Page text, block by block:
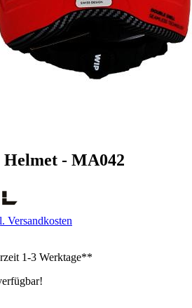
- MA042
Versandkosten
1-3 Werktage**